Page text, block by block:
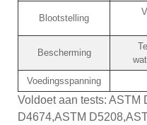
Blootstelling
Bescherming
Voedingsspanning
Voldoet aan tests: ASTM
D4674,ASTM